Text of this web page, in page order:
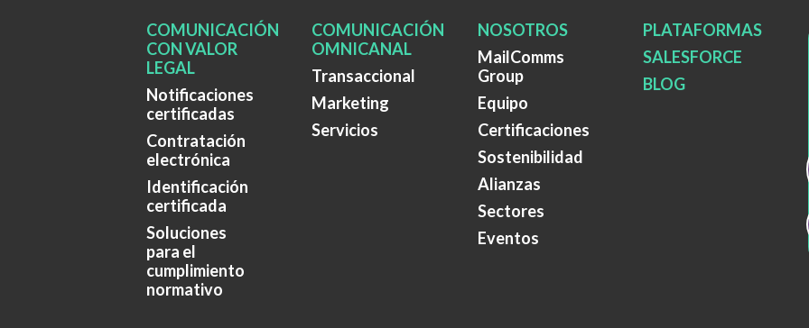
COMUNICACIÓN
CON VALOR
LEGAL
Notificaciones
certificadas
Contratación
electrónica
Identificación
certificada
Soluciones
para el
cumplimiento
normativo
COMUNICACIÓN
OMNICANAL
Transaccional
Marketing
Servicios
NOSOTROS
MailComms
Group
Equipo
Certificaciones
Sostenibilidad
Alianzas
Sectores
Eventos
PLATAFORMAS
SALESFORCE
BLOG